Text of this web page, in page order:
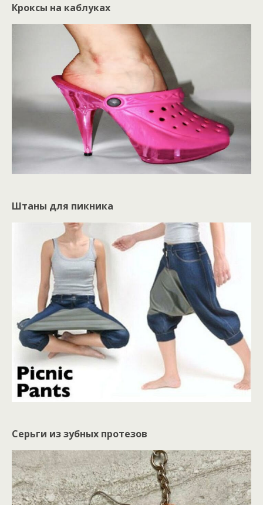
Кроксы на каблуках
Штаны для пикника
Серьги из зубных протезов